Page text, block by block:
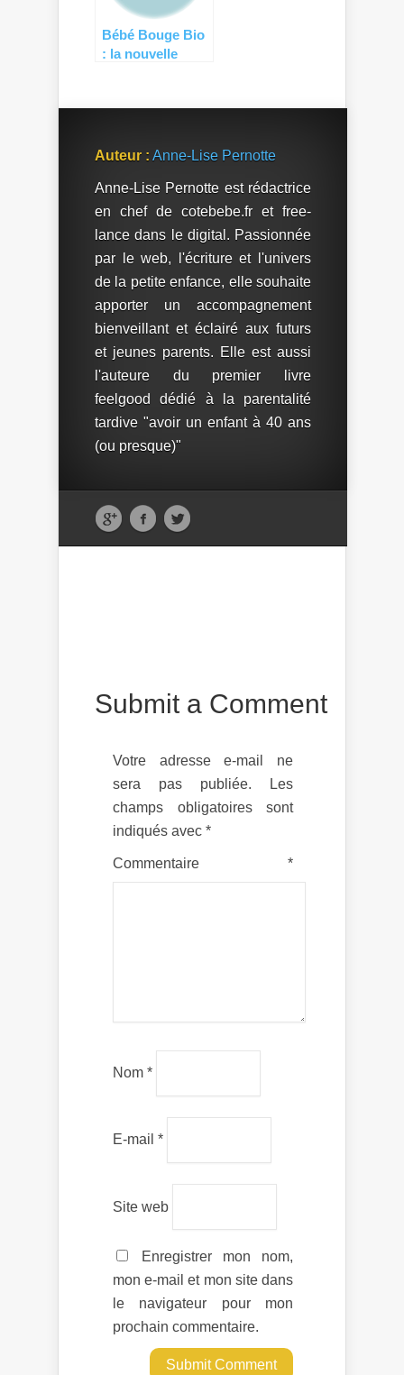
Bébé Bouge Bio
: la nouvelle
légère et
Auteur : Anne-Lise Pernotte
Anne-Lise Pernotte est rédactrice
en chef de cotebebe.fr et free-
lance dans le digital. Passionnée
par le web, l'écriture et l'univers
de la petite enfance, elle souhaite
apporter un accompagnement
bienveillant et éclairé aux futurs
et jeunes parents. Elle est aussi
l'auteure du premier livre
feelgood dédié à la parentalité
tardive "avoir un enfant à 40 ans
(ou presque)"
Submit a Comment
Votre adresse e-mail ne
sera pas publiée.
Les
champs obligatoires sont
indiqués avec *
Commentaire *
Nom *
E-mail *
Site web
Enregistrer mon nom,
mon e-mail et mon site dans
le navigateur pour mon
prochain commentaire.